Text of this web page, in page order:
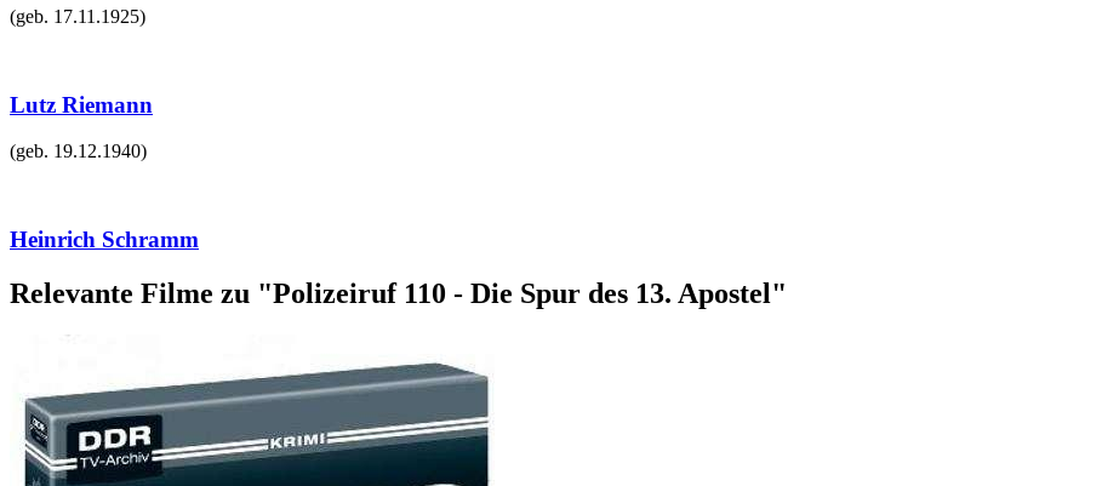
(geb. 17.11.1925)
Lutz Riemann
(geb. 19.12.1940)
Heinrich Schramm
Relevante Filme zu "Polizeiruf 110 - Die Spur des 13. Apostel"